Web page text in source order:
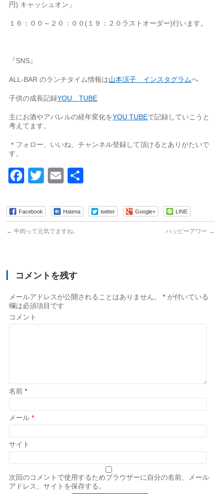
円) キャッシュオン」
１６：００～２０：００(１９：２０ラストオーダー)行います。
『SNS』
ALL-BAR のランチタイム情報は山本涼子 インスタグラムへ
子供の成長記録YOU TUBE
主にお酒やアパレルの経年変化をYOU TUBEで記録していこうと
考えてます。
＊フォロー、いいね、チャンネル登録して頂けるとありがたいで
す。
Facebook
TwitterEmail
Facebook Hatena twitter Google+ LINE
← 牛肉って元気でますね。 ハッピーアワー →
コメントを残す
メールアドレスが公開されることはありません。 * が付いている
欄は必須項目です
コメント
名前*
メール*
サイト
次回のコメントで使用するためブラウザーに自分の名前、メール
アドレス、サイトを保存する。